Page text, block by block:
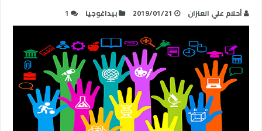
أحلام علي العنزان 2019/01/21 بيداغوجيا 1